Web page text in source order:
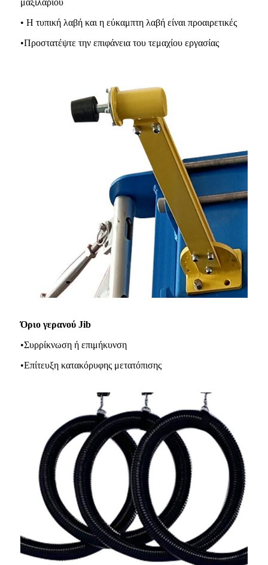
μαξιλαριού
• Η τυπική λαβή και η εύκαμπτη λαβή είναι προαιρετικές
•Προστατέψτε την επιφάνεια του τεμαχίου εργασίας
Όριο γερανού Jib
•Συρρίκνωση ή επιμήκυνση
•Επίτευξη κατακόρυφης μετατόπισης